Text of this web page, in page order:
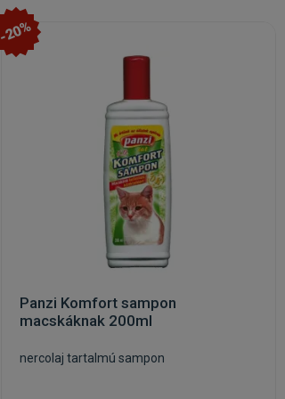
-20%
Panzi Komfort sampon
macskáknak 200ml
nercolaj tartalmú sampon